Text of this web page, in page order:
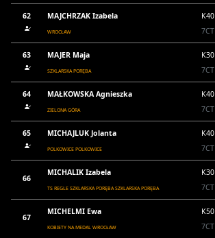
62 MAJCHRZAK Izabela
WROCŁAW
K40
7CT
63 MAJER Maja
SZKLARSKA PORĘBA
K30
7CT
64 MAŁKOWSKA Agnieszka
ZIELONA GÓRA
K40
7CT
65 MICHAJLUK Jolanta
POLKOWICE POLKOWICE
K40
7CT
66
MICHALIK Izabela
TS REGLE SZKLARSKA PORĘBA SZKLARSKA PORĘBA
K30
7CT
67
MICHELMI Ewa
KOBIETY NA MEDAL WROCŁAW
K50
7CT